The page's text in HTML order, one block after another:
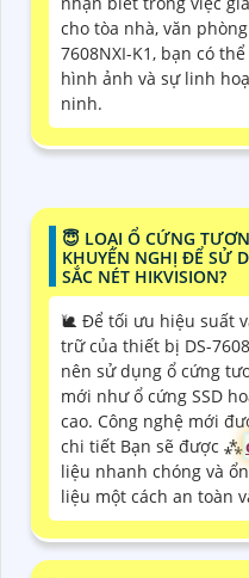
cho tòa nhà, văn
7608NXI-K1, bạn có
hình ảnh và sự linh
ninh.
😇 LOẠI Ổ CỨNG
KHUYẾN NGHỊ ĐỂ SỬ
SẮC NÉT HIKVISION?
🐌 Để tối ưu hiệu suất
trữ của thiết bị DS-
nên sử dụng ổ cứng
mới như ổ cứng SSD
cao. Công nghệ mới
chi tiết Bạn sẽ được ⁂
liệu nhanh chóng và
liệu một cách an toàn